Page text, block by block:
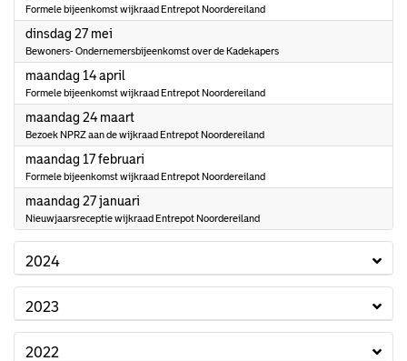
Formele bijeenkomst wijkraad Entrepot Noordereiland
dinsdag 27 mei
Bewoners- Ondernemersbijeenkomst over de Kadekapers
maandag 14 april
Formele bijeenkomst wijkraad Entrepot Noordereiland
maandag 24 maart2025
Bezoek NPRZ aan de wijkraad Entrepot Noordereiland
maandag 17 februari
Formele bijeenkomst wijkraad Entrepot Noordereiland
maandag 27 januari
Nieuwjaarsreceptie wijkraad Entrepot Noordereiland
2024
2023
2022